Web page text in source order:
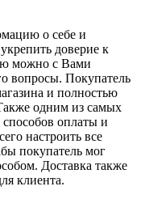
о себе и
доверие к
можно с Вами
вопросы. Покупатель
и полностью
одним из самых
оплаты и
настроить все
покупатель мог
Доставка также
клиента.